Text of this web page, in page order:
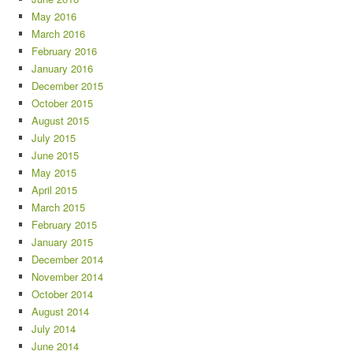
May 2016
March 2016
February 2016
January 2016
December 2015
October 2015
August 2015
July 2015
June 2015
May 2015
April 2015
March 2015
February 2015
January 2015
December 2014
November 2014
October 2014
August 2014
July 2014
June 2014